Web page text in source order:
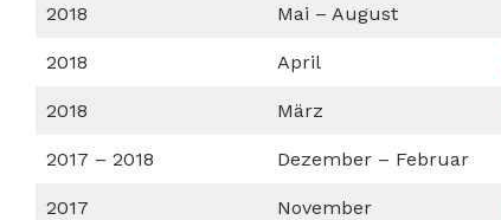
2018 Mai – August
2018 April
2018 März
2017 – 2018 Dezember – Februar
2017 November